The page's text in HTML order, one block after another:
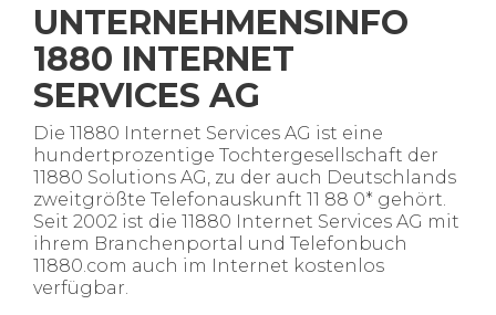
UNTERNEHMENSINFO
1880 INTERNET
SERVICES AG​
Die 11880 Internet Services AG ist eine
hundertprozentige Tochtergesellschaft der
11880 Solutions AG, zu der auch Deutschlands
zweitgrößte Telefonauskunft 11 88 0* gehört.
Seit 2002 ist die 11880 Internet Services AG mit
ihrem Branchenportal und Telefonbuch
11880.com auch im Internet kostenlos
verfügbar.